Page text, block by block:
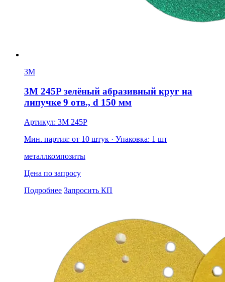
3M
3M 245P зелёный абразивный круг на
липучке 9 отв., d 150 мм
Артикул: 3M 245P
Мин. партия: от 10 штук · Упаковка: 1 шт
металлкомпозиты
Цена по запросу
Подробнее Запросить КП